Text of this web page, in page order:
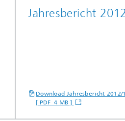
Jahresbericht
Download Jahresbericht 2012/
[ PDF 4 MB ]